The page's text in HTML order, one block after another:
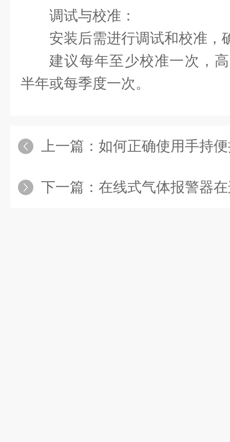
‌调试与校准‌：
安装后需进行调试和校准，
建议每年至少校准一次，
半年或每季度一次。
上一篇： 如何正确使用手持
下一篇： 在线式气体报警器在连